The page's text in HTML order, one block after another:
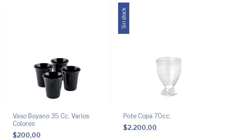
Vaso Boyano 35 Cc. Varios
Colores
$200,00
Sin stock
Pote Copa 70cc.
$2.200,00